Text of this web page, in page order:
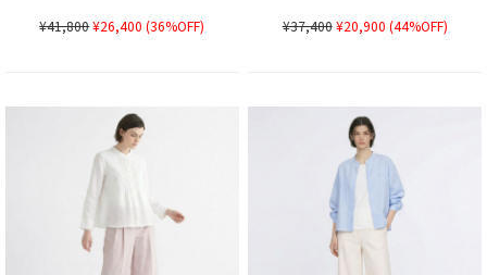
¥41,800¥26,400 (36%OFF)
¥37,400¥20,900 (44%OFF)